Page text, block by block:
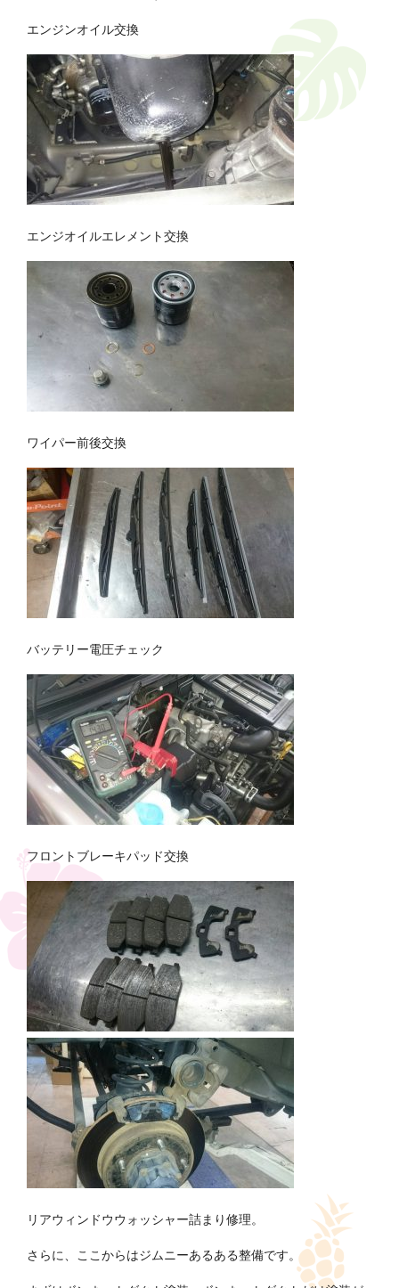
エンジンオイル交換
エンジオイルエレメント交換
ワイパー前後交換
バッテリー電圧チェック
フロントブレーキパッド交換
リアウィンドウウォッシャー詰まり修理。
さらに、ここからはジムニーあるある整備です。